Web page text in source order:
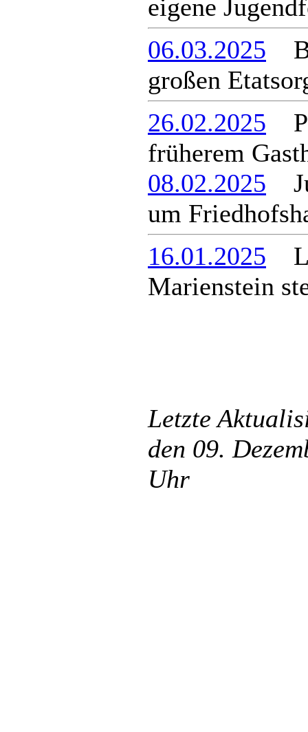
eigene
06.03.2025
großen
26.02.2025
früherem
08.02.2025
um
16.01.2025
Marienstein
Letzte
den 09.
Uhr